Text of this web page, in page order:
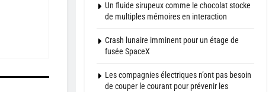
Un fluide sirupeux comme le chocolat stocke
de multiples mémoires en interaction
Crash lunaire imminent pour un étage de
fusée SpaceX
Les compagnies électriques n’ont pas besoin
de couper le courant pour prévenir les